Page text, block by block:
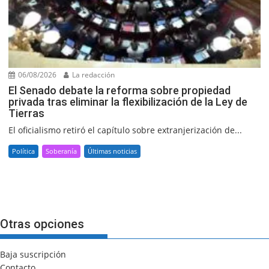
06/08/2026 La redacción
El Senado debate la reforma sobre propiedad
privada tras eliminar la flexibilización de la Ley de
Tierras
El oficialismo retiró el capítulo sobre extranjerización de...
Política Soberanía Últimas noticias
Otras opciones
Baja suscripción